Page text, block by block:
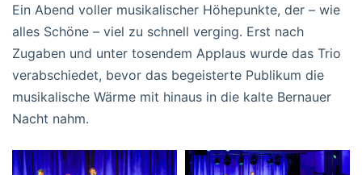
Ein Abend voller musikalischer Höhepunkte, der – wie
alles Schöne – viel zu schnell verging. Erst nach
Zugaben und unter tosendem Applaus wurde das Trio
verabschiedet, bevor das begeisterte Publikum die
musikalische Wärme mit hinaus in die kalte Bernauer
Nacht nahm.